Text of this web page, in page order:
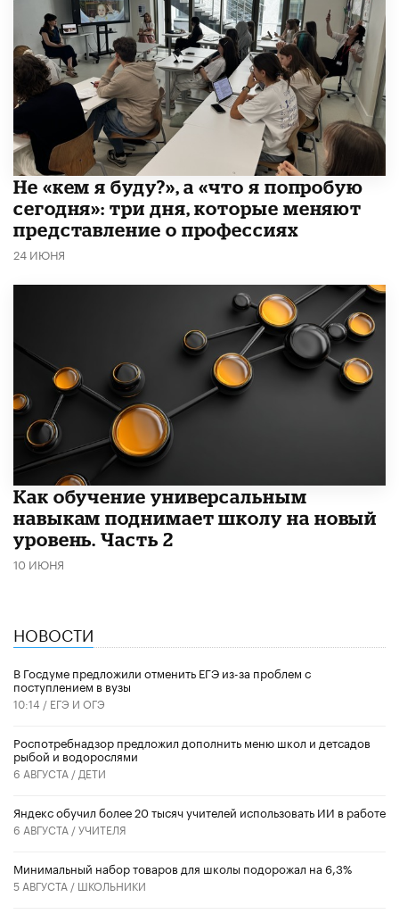
Не «кем я буду?», а «что я попробую
сегодня»: три дня, которые меняют
представление о профессиях
24 ИЮНЯ
​Как обучение универсальным
навыкам поднимает школу на новый
уровень. Часть 2
10 ИЮНЯ
НОВОСТИ
В Госдуме предложили отменить ЕГЭ из-за проблем с
поступлением в вузы
10:14 / ЕГЭ И ОГЭ
Роспотребнадзор предложил дополнить меню школ и детсадов
рыбой и водорослями
6 АВГУСТА / ДЕТИ
​Яндекс обучил более 20 тысяч учителей использовать ИИ в работе
6 АВГУСТА /УЧИТЕЛЯ
Минимальный набор товаров для школы подорожал на 6,3%
5 АВГУСТА / ШКОЛЬНИКИ